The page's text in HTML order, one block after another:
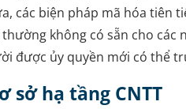
các biện pháp mã hóa tiên
không có sẵn cho
được ủy quyền mới có thể
sở hạ tầng CNTT